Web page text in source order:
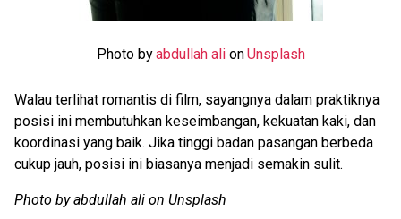
Photo byabdullah alionUnsplash
Walau terlihat romantis di film, sayangnya dalam praktiknya
posisi ini membutuhkan keseimbangan, kekuatan kaki, dan
koordinasi yang baik. Jika tinggi badan pasangan berbeda
cukup jauh, posisi ini biasanya menjadi semakin sulit.
Photo by abdullah ali on Unsplash